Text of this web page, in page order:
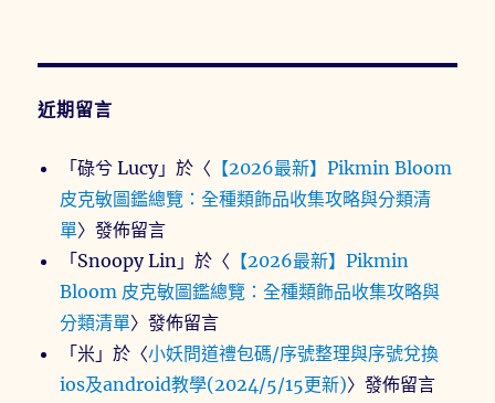
近期留言
「碌兮 Lucy」於〈 【2026最新】Pikmin Bloom
皮克敏圖鑑總覽：全種類飾品收集攻略與分類清
單〉發佈留言
「Snoopy Lin 」於〈 【2026最新】Pikmin
Bloom 皮克敏圖鑑總覽：全種類飾品收集攻略與
分類清單〉發佈留言
「米 」於〈小妖問道禮包碼/序號整理與序號兌換
ios及android教學(2024/5/15更新)〉發佈留言